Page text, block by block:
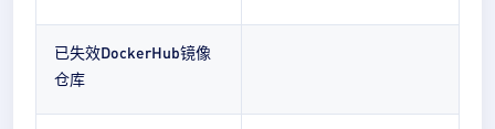
已失效DockerHub镜像
仓库